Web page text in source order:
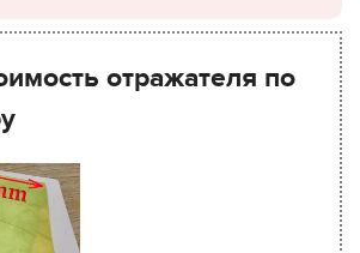
отражателя по